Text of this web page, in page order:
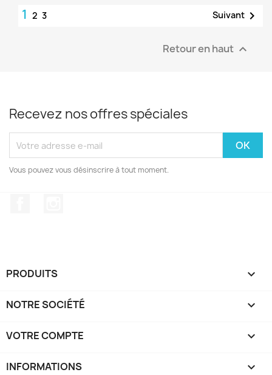
1 2 3 Suivant 
Retour en haut 
Recevez nos offres spéciales
Vous pouvez vous désinscrire à tout moment.
PRODUITS 
NOTRE SOCIÉTÉ 
VOTRE COMPTE 
INFORMATIONS keyboard_arrow_down